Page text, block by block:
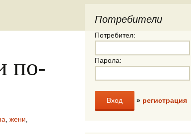
по-
жени
Потребители
Потребител:
Парола:
» регистрация